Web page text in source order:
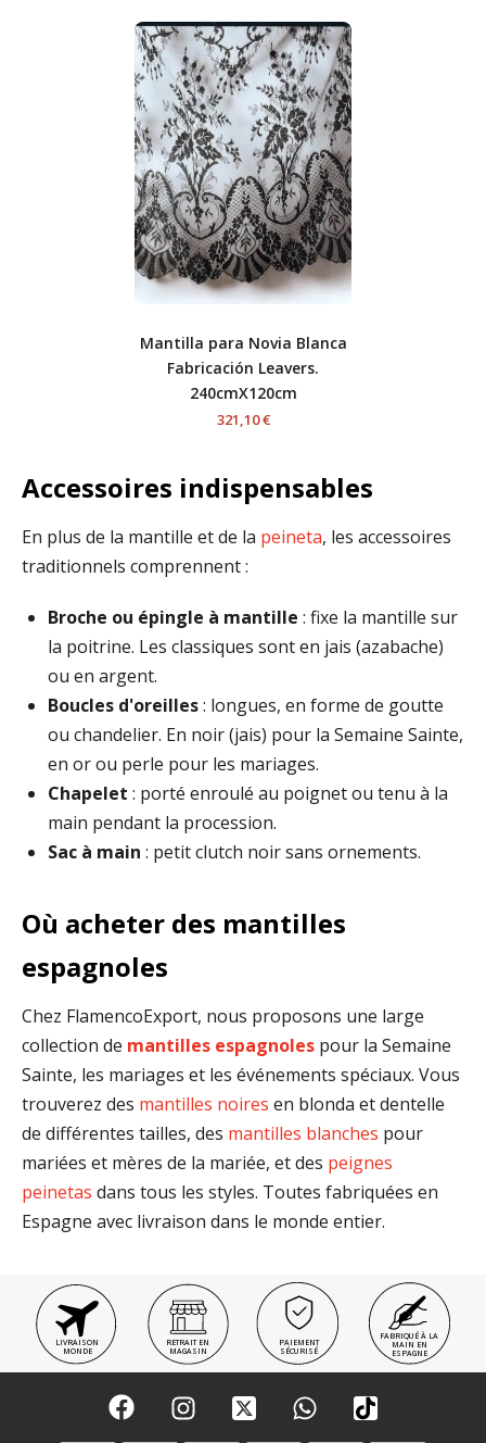
Mantilla para Novia Blanca
Fabricación Leavers.
240cmX120cm
321,10 €
Accessoires indispensables
En plus de la mantille et de la peineta, les accessoires
traditionnels comprennent :
Broche ou épingle à mantille : fixe la mantille sur
la poitrine. Les classiques sont en jais (azabache)
ou en argent.
Boucles d'oreilles: longues, en forme de goutte
ou chandelier. En noir (jais) pour la Semaine Sainte,
en or ou perle pour les mariages.
Chapelet : porté enroulé au poignet ou tenu à la
main pendant la procession.
Sac à main : petit clutch noir sans ornements.
Où acheter des mantilles
espagnoles
Chez FlamencoExport, nous proposons une large
collection de mantilles espagnoles pour la Semaine
Sainte, les mariages et les événements spéciaux. Vous
trouverez des mantilles noires en blonda et dentelle
de différentes tailles, des mantilles blanches pour
mariées et mères de la mariée, et des peignes
peinetas dans tous les styles. Toutes fabriquées en
Espagne avec livraison dans le monde entier.
LIVRAISON
MONDE
RETRAIT EN
MAGASIN
PAIEMENT
SÉCURISÉ
FABRIQUÉ À LA
MAIN EN
ESPAGNE